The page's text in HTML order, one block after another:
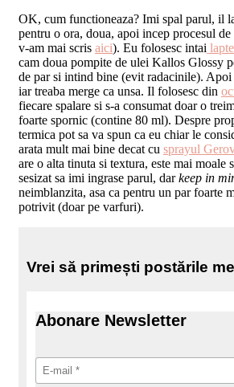
OK, cum functioneaza? Imi spal parul, il
pentru o ora, doua, apoi incep procesul de
v-am mai scris aici). Eu folosesc intai
cam doua pompite de ulei Kallos Glossy
de par si intind bine (evit radacinile). Apoi
iar treaba merge ca unsa. Il folosesc din
fiecare spalare si s-a consumat doar o
foarte spornic (contine 80 ml). Despre
termica pot sa va spun ca eu chiar le
arata mult mai bine decat cu sprayul
are o alta tinuta si textura, este mai moale
sesizat sa imi ingrase parul, darkeep in
neimblanzita, asa ca pentru un par foarte
potrivit (doar pe varfuri).
Vrei să primești postările
Abonare Newsletter